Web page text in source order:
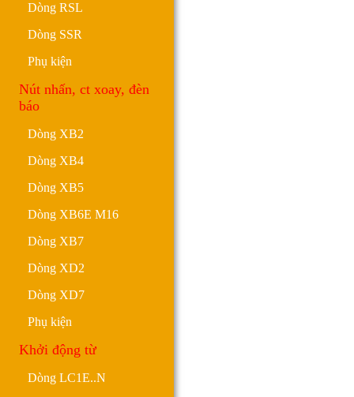
Dòng RSL
Dòng SSR
Phụ kiện
Nút nhấn, ct xoay, đèn
báo
Dòng XB2
Dòng XB4
Dòng XB5
Dòng XB6E M16
Dòng XB7
Dòng XD2
Dòng XD7
Phụ kiện
Khởi động từ
Dòng LC1E..N